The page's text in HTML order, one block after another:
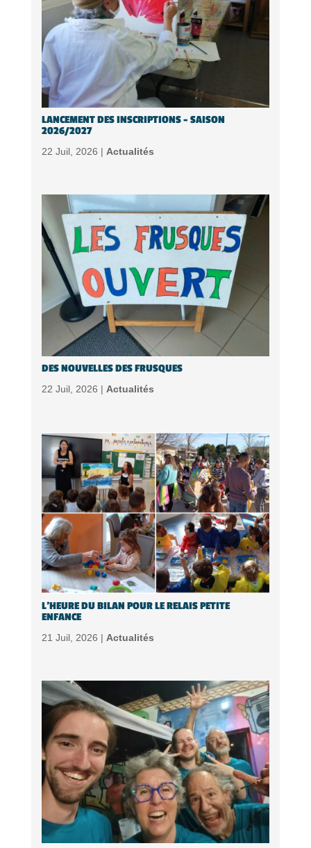
LANCEMENT DES INSCRIPTIONS – SAISON
2026/2027
22 Juil, 2026 | Actualités
DES NOUVELLES DES FRUSQUES
22 Juil, 2026 | Actualités
L’HEURE DU BILAN POUR LE RELAIS PETITE
ENFANCE
21 Juil, 2026 | Actualités